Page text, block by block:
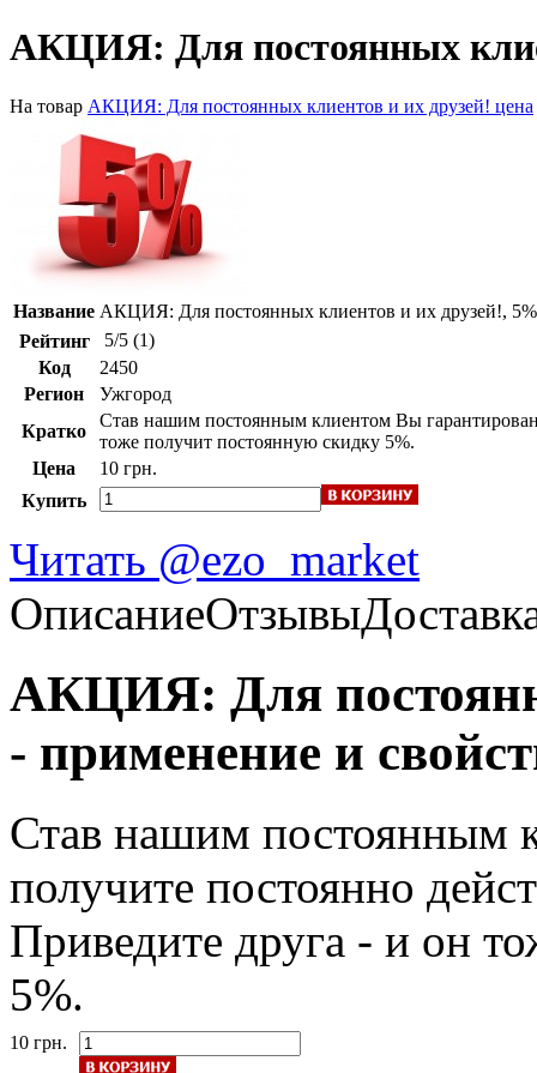
АКЦИЯ: Для постоянных
На товар АКЦИЯ: Для постоянных клиентов и их друзей! цена
Название АКЦИЯ: Для постоянных клиентов и их друзей!, 5%
Рейтинг
5/5 (1)
Код
2450
Регион
Ужгород
Кратко
Став нашим постоянным клиентом Вы
тоже получит постоянную скидку 5%.
Цена
10 грн.
Купить
Читать @ezo_market
ОписаниеОтзывы
АКЦИЯ: Для
- применение и
Став нашим постоянным
получите постоянно
Приведите друга - и он
5%.
10 грн.